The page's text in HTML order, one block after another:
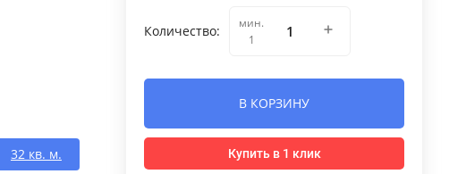
32 кв. м.
Количество:
мин.
1
В КОРЗИНУ
Купить в 1 клик